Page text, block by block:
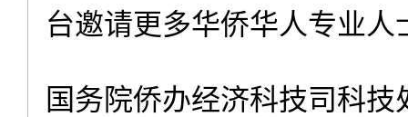
台邀请更多华侨华人专业
国务院侨办经济科技司科技